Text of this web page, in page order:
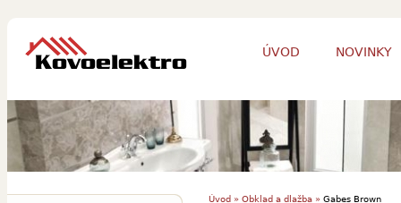
ÚVOD NOVINKY
Úvod » Obklad a dlažba »Gabes Brown